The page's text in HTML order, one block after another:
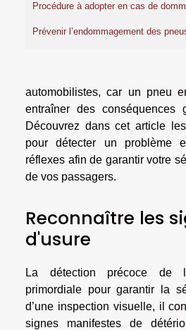
Procédure à adopter en cas de
Prévenir l’endommagement des
automobilistes, car un pneu
entraîner des conséquences
Découvrez dans cet article
pour détecter un problème
réflexes afin de garantir votre
de vos passagers.
Reconnaître les
d'usure
La détection précoce de
primordiale pour garantir la
d’une inspection visuelle, il
signes manifestes de